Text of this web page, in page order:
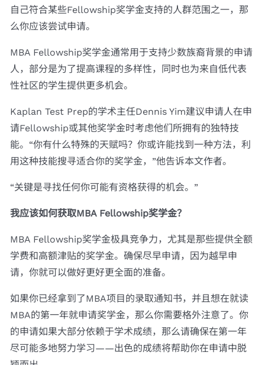
自己符合某些Fellowship奖学金支持的人群范围之一，那
么你应该尝试申请。
MBA Fellowship奖学金通常用于支持少数族裔背景的申请
人，部分是为了提高课程的多样性，同时也为来自低代表
性社区的学生提供更多机会。
Kaplan Test Prep的学术主任Dennis Yim建议申请人在申
请Fellowship或其他奖学金时考虑他们所拥有的独特技
能。“你有什么特殊的天赋吗？你或许能找到一种方法，利
用这种技能搜寻适合你的奖学金，”他告诉本文作者。
“关键是寻找任何你可能有资格获得的机会。”
我应该如何获取MBA Fellowship奖学金？
MBA Fellowship奖学金极具竞争力，尤其是那些提供全额
学费和高额津贴的奖学金。确保尽早申请，因为越早申
请，你就可以做好更好更全面的准备。
如果你已经拿到了MBA项目的录取通知书，并且想在就读
MBA的第一年就申请奖学金，那么你需要格外注意了。你
的申请如果大部分依赖于学术成绩，那么请确保在第一年
尽可能多地努力学习——出色的成绩将帮助你在申请中脱